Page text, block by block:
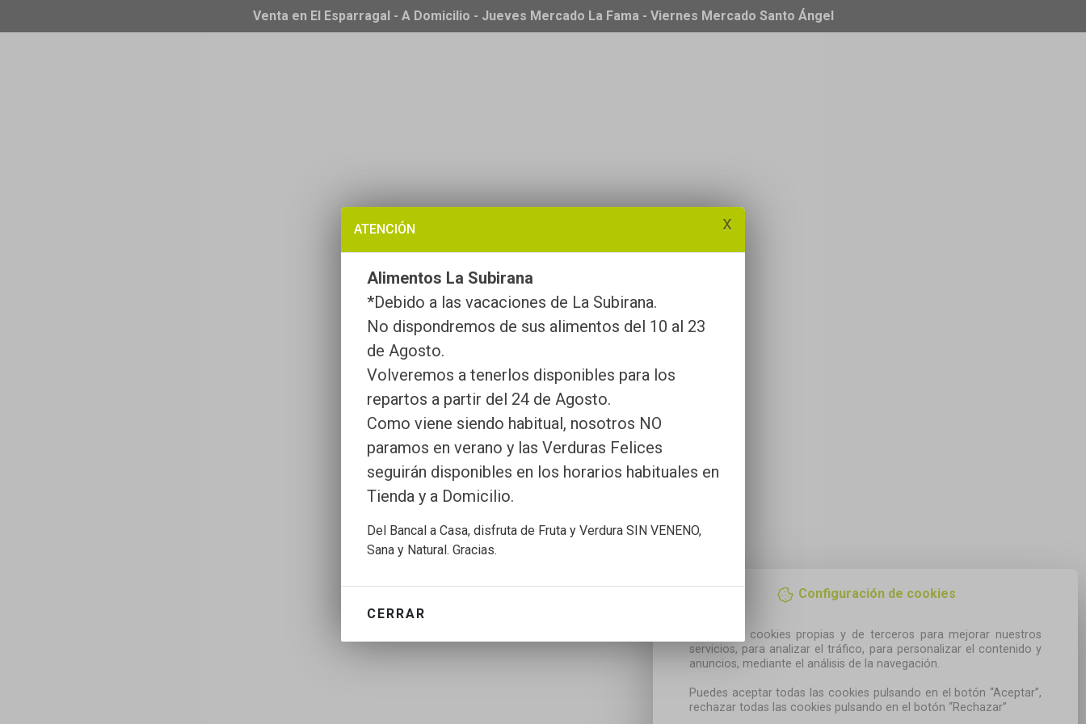
Configuración de cookies
Utilizamos cookies propias y de terceros para mejorar nuestros
servicios, para analizar el tráfico, para personalizar el contenido y
anuncios, mediante el análisis de la navegación.
Puedes aceptar todas las cookies pulsando en el botón “Aceptar”,
rechazar todas las cookies pulsando en el botón “Rechazar”
ATENCIÓN x
Alimentos La Subirana
*Debido a las vacaciones de La Subirana.
No dispondremos de sus alimentos del 10 al 23
de Agosto.
Volveremos a tenerlos disponibles para los
repartos a partir del 24 de Agosto.
Como viene siendo habitual, nosotros NO
paramos en verano y las Verduras Felices
seguirán disponibles en los horarios habituales en
Tienda y a Domicilio.
Del Bancal a Casa, disfruta de Fruta y Verdura SIN VENENO,
Sana y Natural. Gracias.
CERRAR
Venta en El Esparragal - A Domicilio - Jueves Mercado La Fama - Viernes Mercado Santo Ángel